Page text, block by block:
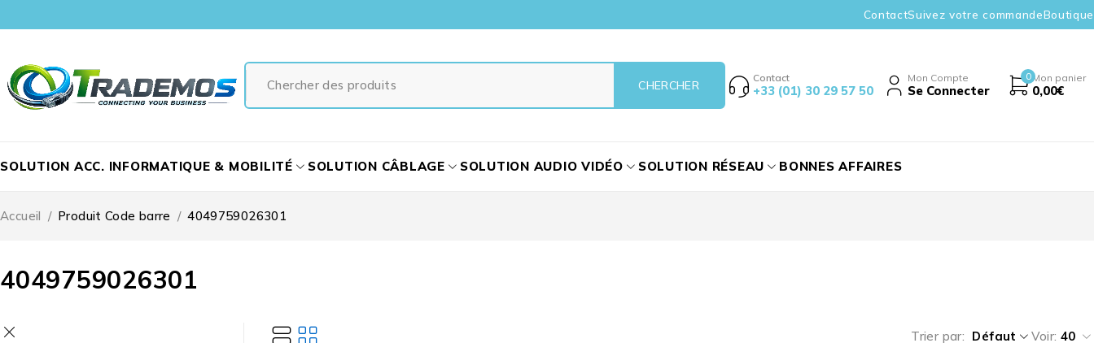
ContactSuivez votre commandeBoutique
Contact
+33 (01) 30 29 57 50
Mon Compte
Se Connecter
0 Mon panier
0,00€
SOLUTION ACC. INFORMATIQUE & MOBILITÉ SOLUTION CÂBLAGE SOLUTION AUDIO VIDÉO SOLUTION RÉSEAU BONNES AFFAIRES
4049759026301
Accueil / Produit Code barre / 4049759026301
Trier par Défaut Voir: 40